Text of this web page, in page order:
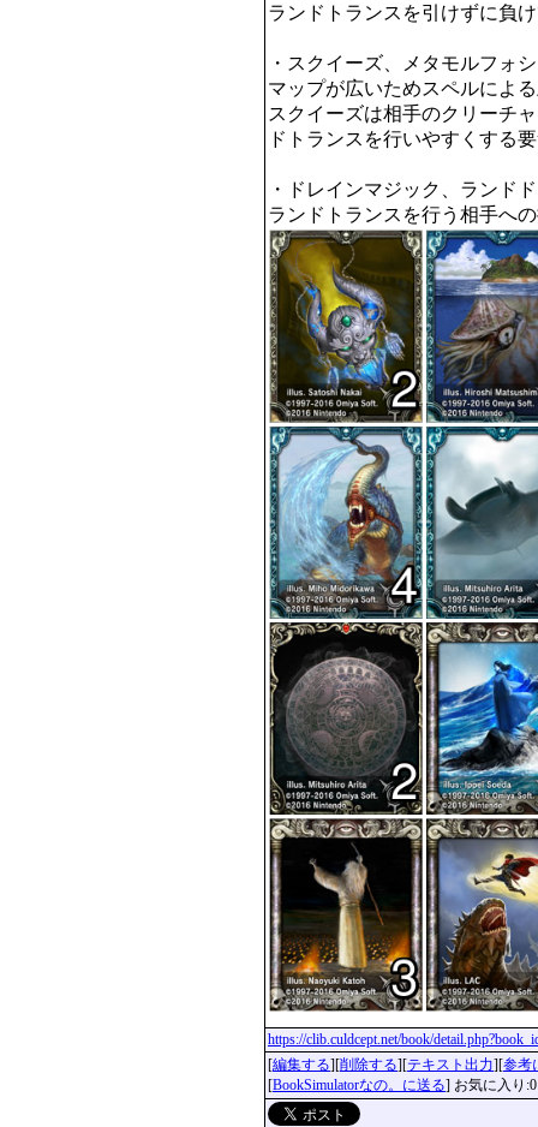
ランドトランスを引けずに負
・スクイーズ、メタモルフォ
マップが広いためスペルによ
スクイーズは相手のクリーチ
ドトランスを行いやすくする
・ドレインマジック、ランド
ランドトランスを行う相手へ
https://clib.culdcept.net/book/
[編集する][削除する][テキスト出力][参考
[BookSimulatorなの。に送る] お気に入り:0